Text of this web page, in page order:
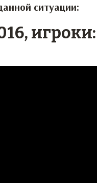
ситуации: